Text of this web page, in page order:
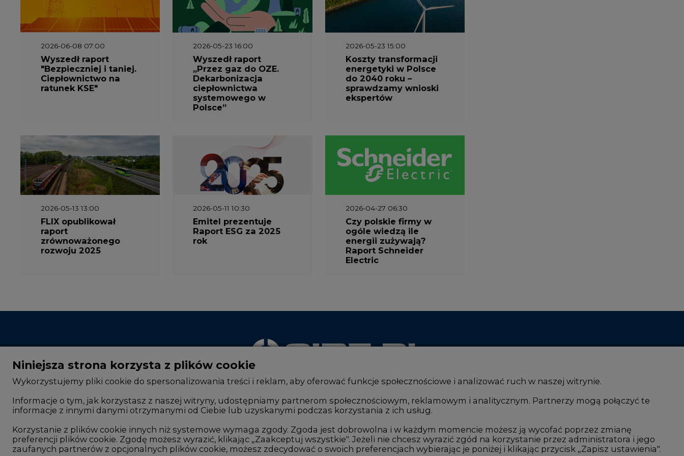
2026-06-08 07:00
Wyszedł raport
"Bezpieczniej i taniej.
Ciepłownictwo na
ratunek KSE"
2026-05-23 16:00
Wyszedł raport
„Przez gaz do OZE.
Dekarbonizacja
ciepłownictwa
systemowego w
Polsce”
Koszty transformacji
energetyki w Polsce
do 2040 roku –
sprawdzamy wnioski
ekspertów
2026-05-13 13:00
FLIX opublikował
raport
zrównoważonego
rozwoju 2025
2026-05-11 10:30
Emitel prezentuje
Raport ESG za 2025
rok
Czy polskie firmy w
ogóle wiedzą ile
energii zużywają?
Raport Schneider
Electric
CIRE - kim jesteśmy
Reklamuj się na CIRE
Patronat medialny CIRE
Rok 2025 na CIRE
Rok 2024 na CIRE
Rok 2023 na CIRE
Zmiany kadrowe na rynku
Studio CIRE
Rozmowy o energetyce
Innowacje i AI
Telekomunikacja i IT
Handel emisjami CO2
Fotowoltaika
Offshore wind
Niniejsza strona korzysta z plików cookie
Wykorzystujemy pliki cookie do spersonalizowania treści i reklam, aby oferować funkcje społecznościowe i analizować ruch w naszej witrynie.
Informacje o tym, jak korzystasz z naszej witryny, udostępniamy partnerom społecznościowym, reklamowym i analitycznym. Partnerzy mogą połączyć te
informacje z innymi danymi otrzymanymi od Ciebie lub uzyskanymi podczas korzystania z ich usług.
Korzystanie z plików cookie innych niż systemowe wymaga zgody. Zgoda jest dobrowolna i w każdym momencie możesz ją wycofać poprzez zmianę
preferencji plików cookie. Zgodę możesz wyrazić, klikając „Zaakceptuj wszystkie". Jeżeli nie chcesz wyrazić zgód na korzystanie przez administratora i jego
zaufanych partnerów z opcjonalnych plików cookie, możesz zdecydować o swoich preferencjach wybierając je poniżej i klikając przycisk „Zapisz ustawienia".